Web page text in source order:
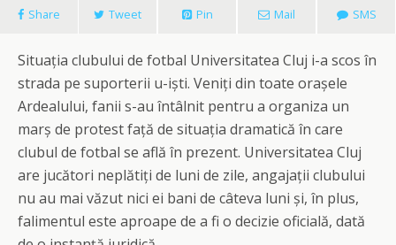
Share Tweet Pin Mail SMS
Situația clubului de fotbal Universitatea Cluj i-a scos în
strada pe suporterii u-iști. Veniți din toate orașele
Ardealului, fanii s-au întâlnit pentru a organiza un
marș de protest față de situația dramatică în care
clubul de fotbal se află în prezent. Universitatea Cluj
are jucători neplătiți de luni de zile, angajații clubului
nu au mai văzut nici ei bani de câteva luni și, în plus,
falimentul este aproape de a fi o decizie oficială, dată